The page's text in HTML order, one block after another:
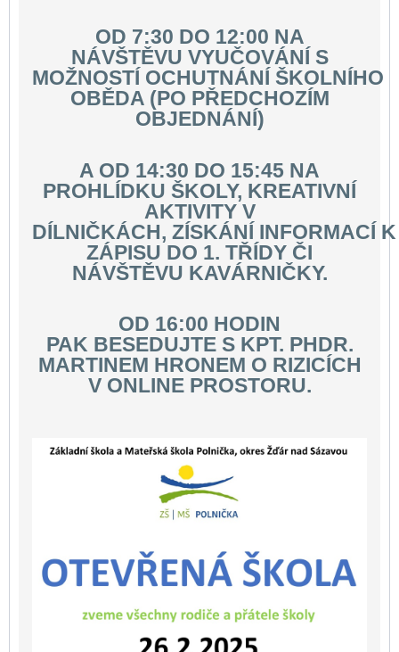
OD 7:30 DO 12:00 NA
NÁVŠTĚVU VYUČOVÁNÍ S
MOŽNOSTÍ OCHUTNÁNÍ ŠKOLNÍHO
OBĚDA (PO PŘEDCHOZÍM
OBJEDNÁNÍ)
A OD 14:30 DO 15:45 NA
PROHLÍDKU ŠKOLY, KREATIVNÍ
AKTIVITY V
DÍLNIČKÁCH, ZÍSKÁNÍ INFORMACÍ K
ZÁPISU DO 1. TŘÍDY ČI
NÁVŠTĚVU KAVÁRNIČKY.
OD 16:00 HODIN
PAK BESEDUJTE S KPT. PHDR.
MARTINEM HRONEM O RIZICÍCH
V ONLINE PROSTORU.